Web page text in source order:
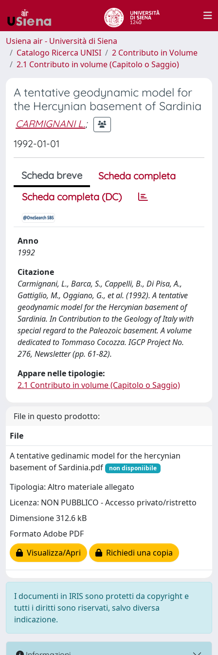
Usiena air - Università di Siena
Catalogo Ricerca UNISI
2 Contributo in Volume
2.1 Contributo in volume (Capitolo o Saggio)
A tentative geodynamic model for
the Hercynian basement of Sardinia
CARMIGNANI L.;
1992-01-01
Scheda breve
Scheda completa
Scheda completa (DC)
Anno
1992
Citazione
Carmignani, L., Barca, S., Cappelli, B., Di Pisa, A.,
Gattiglio, M., Oggiano, G., et al. (1992). A tentative
geodynamic model for the Hercynian basement of
Sardinia. In Contribution to the Geology of Italy with
special regard to the Paleozoic basement. A volume
dedicated to Tommaso Cocozza. IGCP Project No.
276, Newsletter (pp. 61-82).
Appare nelle tipologie:
2.1 Contributo in volume (Capitolo o Saggio)
File in questo prodotto:
File
A tentative gedinamic model for the hercynian
basement of Sardinia.pdf
non disponiibile
Tipologia: Altro materiale allegato
Licenza: NON PUBBLICO - Accesso privato/ristretto
Dimensione 312.6 kB
Formato Adobe PDF
Visualizza/Apri
Richiedi una copia
I documenti in IRIS sono protetti da copyright e
tutti i diritti sono riservati, salvo diversa
indicazione.